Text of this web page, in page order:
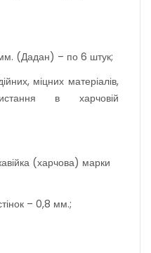
(Дадан) – по 6 штук;
міцних матеріалів,
в харчовій
йка (харчова) марки
– 0,8 мм.;